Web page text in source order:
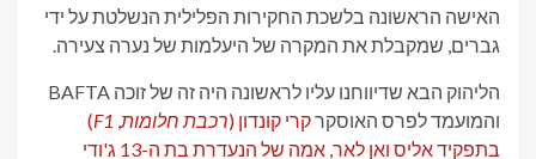
האישה הראשונה בלשכת החקירות הפלילית הנשלטת על ידי
גברים, שמקבלת את המקרה של היעלמות של נערה צעירה.
הליהוק הבא שדיווחנו עליו לראשונה היה זה של זוכה BAFTA
והמועמד לפרס האוסקרקרי קונדון (רכבת חלומות,
F1
)
בתפקיד אליס ואן לאר, אמה של הנעדרת בת ה-13 ג'ודי